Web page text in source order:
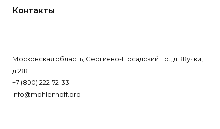
Контакты
Московская область, Сергиево-Посадский г.о., д. Жучки,
д.2Ж
+7 (800) 222-72-33
info@mohlenhoff.pro